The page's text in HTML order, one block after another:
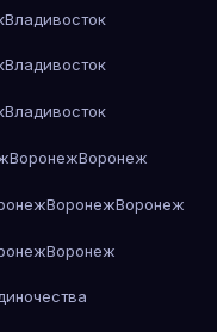
Владивосток
Владивосток
Владивосток
ВоронежВоронеж
ВоронежВоронеж
Воронеж